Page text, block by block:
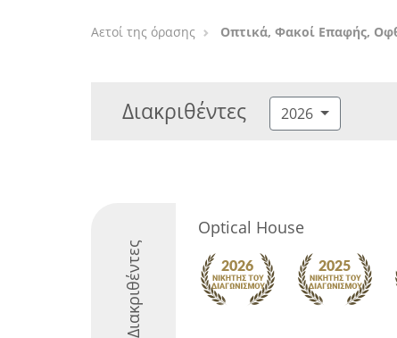
Αετοί της όρασης Οπτικά, Φακοί Επαφής,
Διακριθέντες 2026
Διακριθέντες
Optical House